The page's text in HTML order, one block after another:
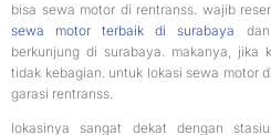
bisa sewa motor di rentranss. wajib
sewa motor terbaik di surabaya
berkunjung di surabaya. makanya, jika
tidak kebagian. untuk lokasi sewa motor
garasi rentranss.
lokasinya sangat dekat dengan